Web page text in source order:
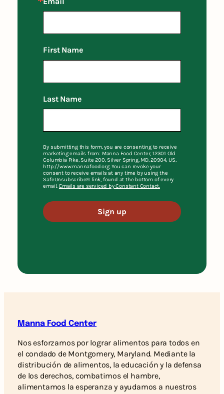
First Name
Last Name
By submitting this form, you are consenting to receive
marketing emails from: Manna Food Center, 12301 Old
Columbia Pike, Suite 200, Silver Spring, MD, 20904, US,
http://www.mannafood.org. You can revoke your
consent to receive emails at any time by using the
SafeUnsubscribe® link, found at the bottom of every
email. Emails are serviced by Constant Contact.
Sign up
Manna Food Center
Nos esforzamos por lograr alimentos para todos en
el condado de Montgomery, Maryland. Mediante la
distribución de alimentos, la educación y la defensa
de los derechos, combatimos el hambre,
alimentamos la esperanza y ayudamos a nuestros